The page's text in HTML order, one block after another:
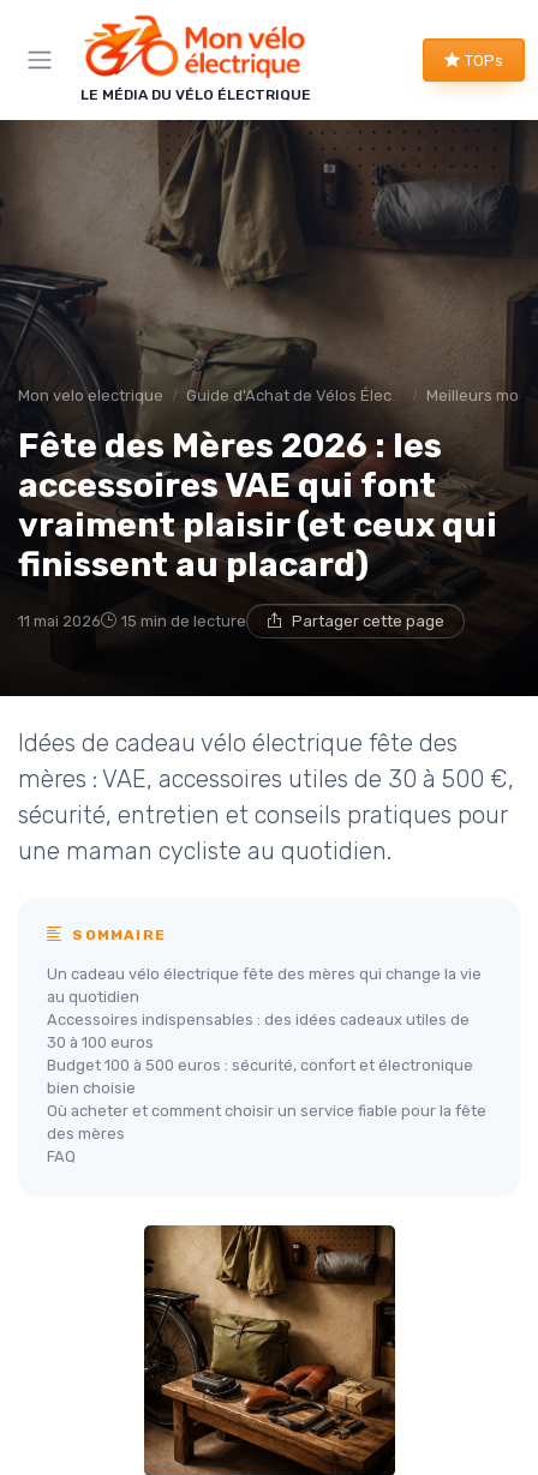
LE MÉDIA DU VÉLO ÉLECTRIQUE
TOPs
Mon velo electrique Guide d'Achat de Vélos Électriques Meilleurs
Fête des Mères 2026 : les
accessoires VAE qui font
vraiment plaisir (et ceux qui
finissent au placard)
11 mai 2026 15 min de lecture Partager cette page
Idées de cadeau vélo électrique fête des
mères : VAE, accessoires utiles de 30 à 500 €,
sécurité, entretien et conseils pratiques pour
une maman cycliste au quotidien.
SOMMAIRE
Un cadeau vélo électrique fête des mères qui change la vie
au quotidien
Accessoires indispensables : des idées cadeaux utiles de
30 à 100 euros
Budget 100 à 500 euros : sécurité, confort et électronique
bien choisie
Où acheter et comment choisir un service fiable pour la fête
des mères
FAQ
Panneau de gestion des cookies